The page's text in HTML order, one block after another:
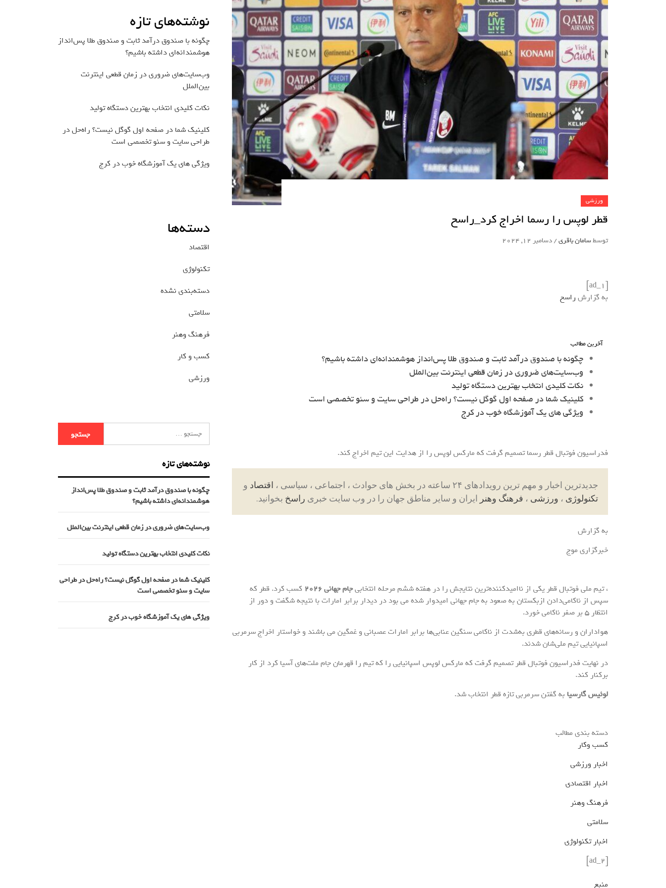
ورزشی
قطر لوپس را رسما اخراج کرد_راسخ
توسطسامان باقری/دسامبر 12, 2024
[ad_1]
به گزارش راسخ
آخرین مطالب
چگونه با صندوق درآمد ثابت و صندوق طلا پس‌انداز هوشمندانه‌ای داشته باشیم؟
وب‌سایت‌های ضروری در زمان قطعی اینترنت بین‌الملل
نکات کلیدی انتخاب بهترین دستگاه تولید
کلینیک شما در صفحه اول گوگل نیست؟ راه‌حل در طراحی سایت و سئو تخصصی است
ویژگی های یک آموزشگاه خوب در کرج
فدراسیون فوتبال قطر رسما تصمیم گرفت که مارکس لوپس را از هدایت این تیم اخراج کند.
جدیدترین اخبار و مهم ترین رویدادهای ۲۴ ساعته در بخش های حوادث ، اجتماعی ، سیاسی ، اقتصاد و
تکنولوژی ، ورزشی ، فرهنگ وهنر ایران و سایر مناطق جهان را در وب سایت خبری راسخ بخوانید.
به گزارش
خبرگزاری موج
، تیم ملی فوتبال قطر یکی از ناامیدکننده‌ترین نتایجش را در هفته ششم مرحله انتخابیجام جهانی ۲۰۲۶
کسب کرد. قطر که
سپس از ناکامی‌دادن ازبکستان به صعود به جام جهانی امیدوار شده می بود در دیدار برابر امارات با نتیجه شگفت و دور از
انتظار ۵ بر صفر ناکامی خورد.
هواداران و رسانه‌های قطری به‌شدت از ناکامی سنگین عنابی‌ها برابر امارات عصبانی و غمگین می باشند و خواستار اخراج سرمربی
اسپانیایی تیم ملی‌شان شدند.
در نهایت فدراسیون فوتبال قطر تصمیم گرفت که مارکس لوپس اسپانیایی را که تیم را قهرمان جام ملت‌های آسیا کرد از کار
برکنار کند.
لوئیس گارسیا به گفتن سرمربی تازه قطر انتخاب شد.
دسته بندی مطالب
کسب وکار
اخبار ورزشی
اخبار اقتصادی
فرهنگ وهنر
سلامتی
اخبار تکنولوژی
[ad_2]
منبع
نوشته‌های تازه
چگونه با صندوق درآمد ثابت و صندوق طلا پس‌انداز
هوشمندانه‌ای داشته باشیم؟
وب‌سایت‌های ضروری در زمان قطعی اینترنت
بین‌الملل
نکات کلیدی انتخاب بهترین دستگاه تولید
کلینیک شما در صفحه اول گوگل نیست؟ راه‌حل در
طراحی سایت و سئو تخصصی است
ویژگی های یک آموزشگاه خوب در کرج
دسته‌ها
اقتصاد
تکنولوژی
دسته‌بندی نشده
سلامتی
فرهنگ وهنر
کسب و کار
ورزشی
نوشته‌های تازه
چگونه با صندوق درآمد ثابت و صندوق طلا پس‌انداز
هوشمندانه‌ای داشته باشیم؟
وب‌سایت‌های ضروری در زمان قطعی اینترنت بین‌الملل
نکات کلیدی انتخاب بهترین دستگاه تولید
کلینیک شما در صفحه اول گوگل نیست؟ راه‌حل در طراحی
سایت و سئو تخصصی است
ویژگی های یک آموزشگاه خوب در کرج